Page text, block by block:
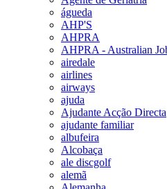
águeda
AHP'S
AHPRA
AHPRA - Australian
airedale
airlines
airways
ajuda
Ajudante Acção Directa
ajudante familiar
albufeira
Alcobaça
ale discgolf
alemã